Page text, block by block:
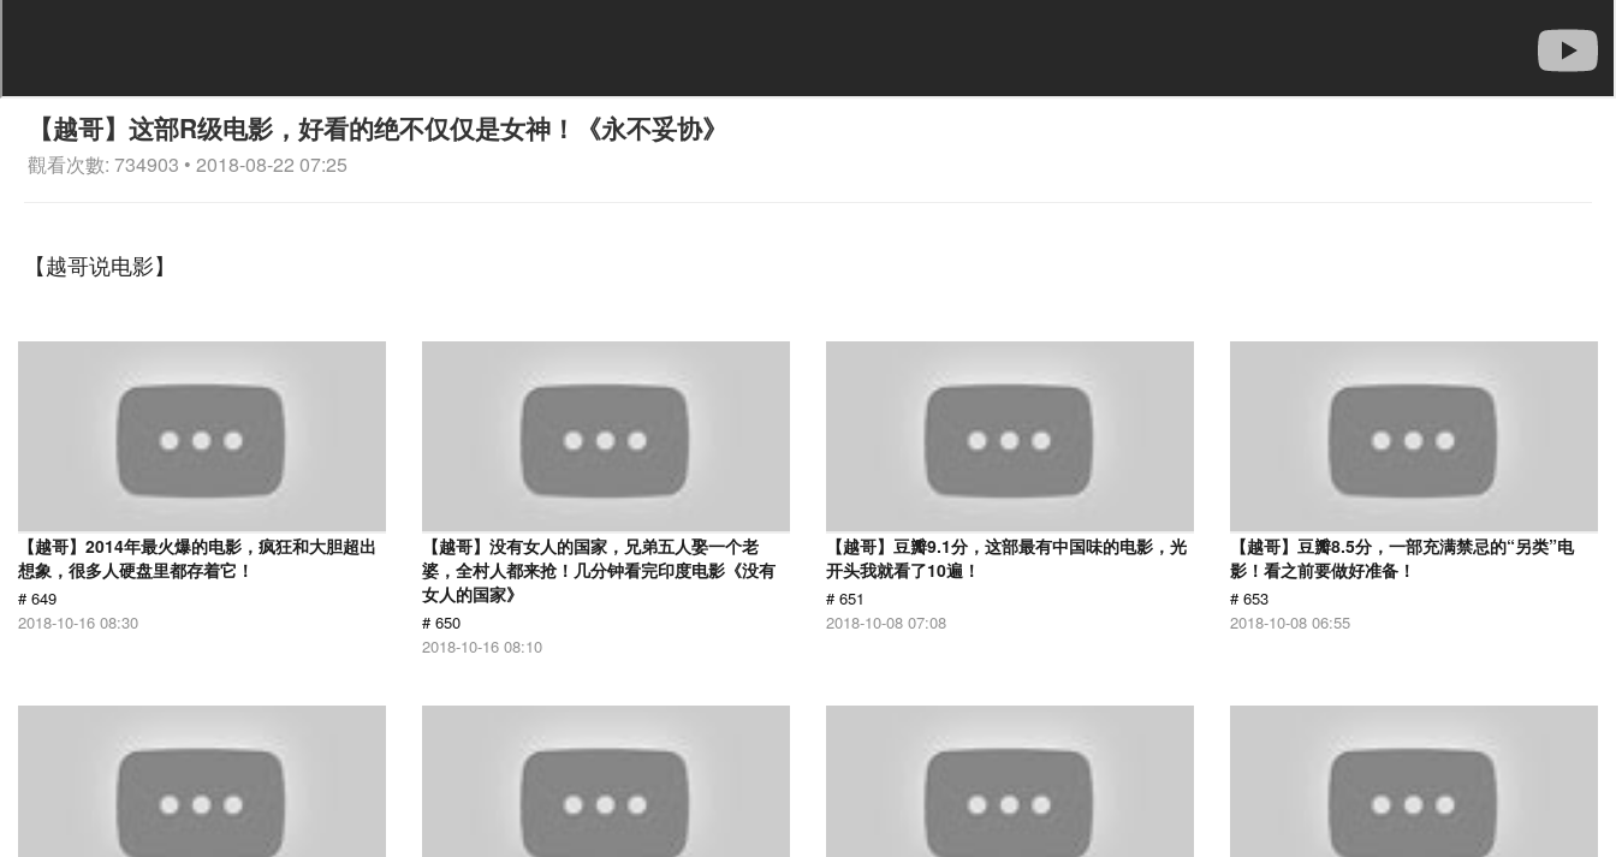
【越哥】这部R级电影，好看的绝不仅仅是女神！《永不妥协》
觀看次數: 734903 • 2018-08-22 07:25
【越哥说电影】
【越哥】2014年最火爆的电影，疯狂和大胆超出
想象，很多人硬盘里都存着它！
# 649
2018-10-16 08:30
【越哥】没有女人的国家，兄弟五人娶一个老
婆，全村人都来抢！几分钟看完印度电影《没有
女人的国家》
# 650
2018-10-16 08:10
【越哥】豆瓣9.1分，这部最有中国味的电影，光
开头我就看了10遍！
# 651
2018-10-08 07:08
【越哥】豆瓣8.5分，一部充满禁忌的“另类”电
影！看之前要做好准备！
# 653
2018-10-08 06:55